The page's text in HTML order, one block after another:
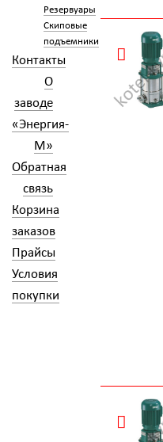
Резервуары
Скиповые
подъемники
Контакты
О
заводе
«Энергия-
М»
Обратная
связь
Корзина
заказов
Прайсы
Условия
покупки